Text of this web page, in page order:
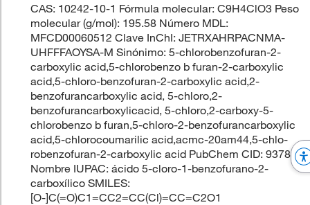
CAS: 10242-10-1 Fórmula molecular: C9H4ClO3 Peso
molecular (g/mol): 195.58 Número MDL:
MFCD00060512 Clave InChI: JETRXAHRPACNMA-
UHFFFAOYSA-M Sinónimo: 5-chlorobenzofuran-2-
carboxylic acid,5-chlorobenzo b furan-2-carboxylic
acid,5-chloro-benzofuran-2-carboxylic acid,2-
benzofurancarboxylic acid, 5-chloro,2-
benzofurancarboxylicacid, 5-chloro,2-carboxy-5-
chlorobenzo b furan,5-chloro-2-benzofurancarboxylic
acid,5-chlorocoumarilic acid,acmc-20am44,5-chlo-
robenzofuran-2-carboxylic acid PubChem CID: 937838
Nombre IUPAC: ácido 5-cloro-1-benzofurano-2-
carboxílico SMILES:
[O-]C(=O)C1=CC2=CC(Cl)=CC=C2O1